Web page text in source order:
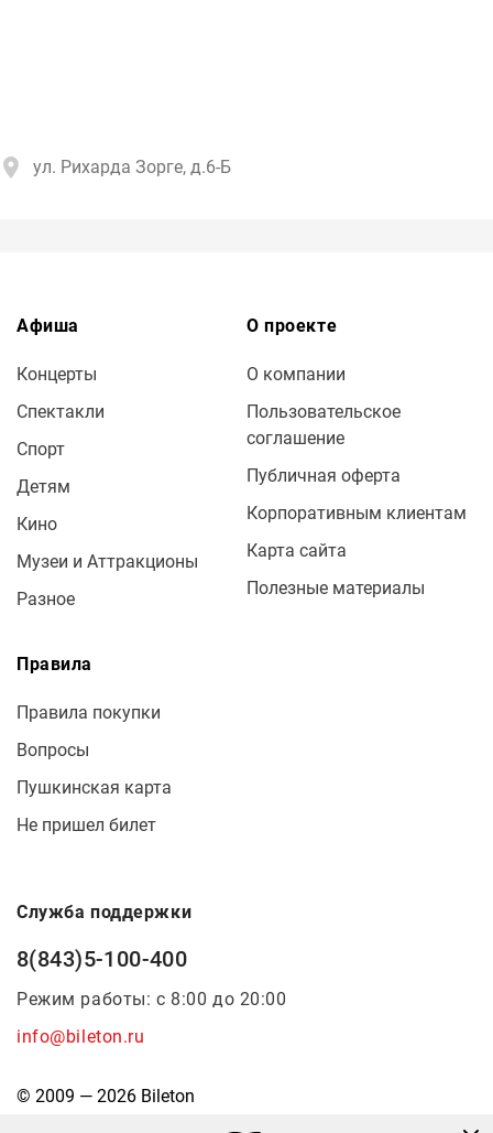
ул. Рихарда Зорге, д.6-Б
Афиша
Концерты
Спектакли
Спорт
Детям
Кино
Музеи и Аттракционы
Разное
О проекте
О компании
Пользовательское
соглашение
Публичная оферта
Корпоративным клиентам
Карта сайта
Полезные материалы
Правила
Правила покупки
Вопросы
Пушкинская карта
Не пришел билет
Служба поддержки
8(843)5-100-400
Режим работы: с 8:00 до 20:00
info@bileton.ru
© 2009 — 2026 Bileton